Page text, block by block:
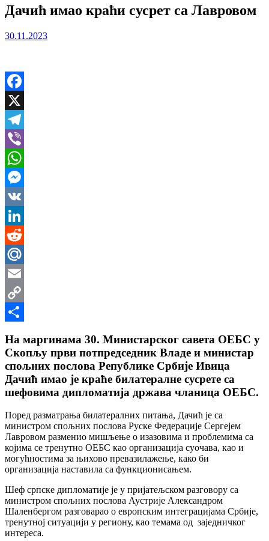
Дачић имао краћи сусрет са Лавровом
30.11.2023
Facebook
X
Telegram
Viber
WhatsApp
Messenger
VK
LinkedIn
Reddit
Mail.Ru
Email
Copy
На маргинама 30. Министарског савета ОЕБС у
Скопљу први потпредседник Владе и министар
спољних послова Републике Србије Ивица
Дачић имао је краће билатералне сусрете са
шефовима дипломатија држава чланица ОЕБС.
Поред разматрања билатералних питања, Дачић је са
министром спољних послова Руске Федерације Сергејем
Лавровом разменио мишљење о изазовима и проблемима са
којима се тренутно ОЕБС као организација суочава, као и
могућностима за њихово превазилажење, како би
организација наставила са функционисањем.
Шеф српске дипломатије је у пријатељском разговору са
министром спољних послова Аустрије Александром
Шаленбергом разговарао о европским интеграцијама Србије,
тренутној ситуацији у региону, као темама од заједничког
интереса.